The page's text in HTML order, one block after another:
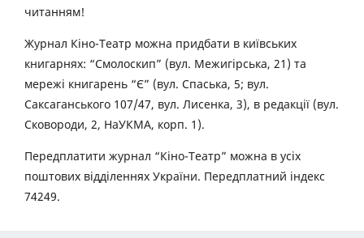
читанням!
Журнал Кіно-Театр можна придбати в київських
книгарнях: “Смолоскип” (вул. Межигірська, 21) та
мережі книгарень “Є” (вул. Спаська, 5; вул.
Саксаганського 107/47, вул. Лисенка, 3), в редакції (вул.
Сковороди, 2, НаУКМА, корп. 1).
Передплатити журнал “Кіно-Театр” можна в усіх
поштових відділеннях України. Передплатний індекс
74249.